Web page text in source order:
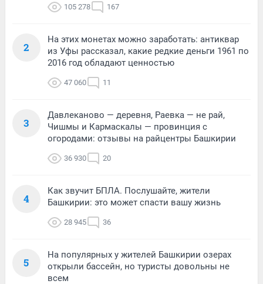
105 278 167
2
На этих монетах можно заработать: антиквар
из Уфы рассказал, какие редкие деньги 1961 по
2016 год обладают ценностью
47 060 11
3
Давлеканово — деревня, Раевка — не рай,
Чишмы и Кармаскалы — провинция с
огородами: отзывы на райцентры Башкирии
36 930 20
4
Как звучит БПЛА. Послушайте, жители
Башкирии: это может спасти вашу жизнь
28 945 36
5
На популярных у жителей Башкирии озерах
открыли бассейн, но туристы довольны не
всем